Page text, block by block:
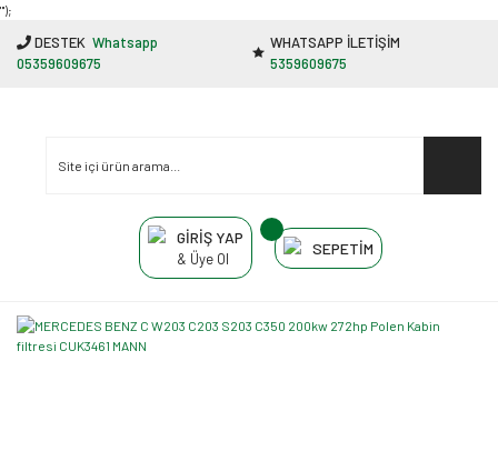
"');
DESTEK Whatsapp
05359609675
WHATSAPP İLETİŞİM
5359609675
GİRİŞ YAP
& Üye Ol
SEPETİM